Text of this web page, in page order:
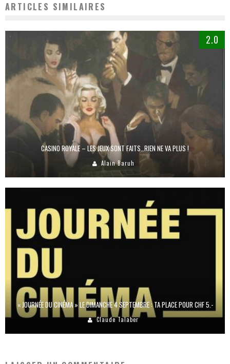
ARTICLES SIMILAIRES
2.0
CASINO ROYALE – LES JEUX SONT FAITS…RIEN NE VA PLUS !
Alain Baruh
« JOURNÉE DU CINÉMA » LE DIMANCHE 4 SEPTEMBRE : TA PLACE POUR CHF 5.-
Claude Talaber